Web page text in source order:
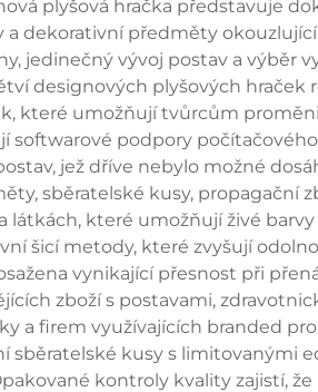
plyšová hračka představuje
a dekorativní předměty
jedinečný vývoj postav a výběr
designových plyšových
které umožňují tvůrcům
softwarové podpory
jež dříve nebylo možné
sběratelské kusy, propagační
látkách, které umožňují živé
šicí metody, které zvyšují
vynikající přesnost při
zboží s postavami,
a firem využívajících branded
sběratelské kusy s limitovanými
kontroly kvality zajistí,